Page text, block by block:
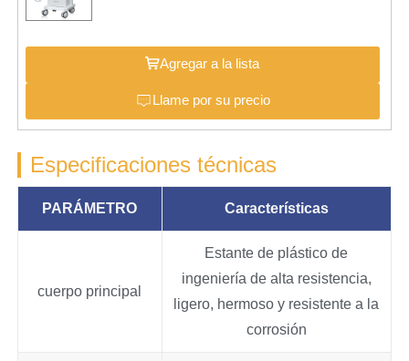
Agregar a la lista
Llame por su precio
Especificaciones técnicas
PARÁMETRO Características
cuerpo principal
Estante de plástico de
ingeniería de alta resistencia,
ligero, hermoso y resistente a la
corrosión